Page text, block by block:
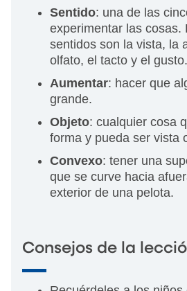
Sentido: una de las
experimentar las cosas.
sentidos son la vista, la
olfato, el tacto y el gusto.
Aumentar: hacer que
grande.
Objeto: cualquier cosa
forma y pueda ser vista
Convexo: tener una
que se curve hacia
exterior de una pelota.
Consejos de la